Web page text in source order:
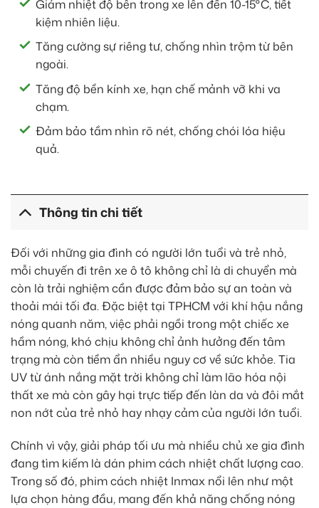
Giảm nhiệt độ bên trong xe lên đến 10-15°C, tiết
kiệm nhiên liệu.
Tăng cường sự riêng tư, chống nhìn trộm từ bên
ngoài.
Tăng độ bền kính xe, hạn chế mảnh vỡ khi va
chạm.
Đảm bảo tầm nhìn rõ nét, chống chói lóa hiệu
quả.
Thông tin chi tiết
Đối với những gia đình có người lớn tuổi và trẻ nhỏ,
mỗi chuyến đi trên xe ô tô không chỉ là di chuyển mà
còn là trải nghiệm cần được đảm bảo sự an toàn và
thoải mái tối đa. Đặc biệt tại TPHCM với khí hậu nắng
nóng quanh năm, việc phải ngồi trong một chiếc xe
hầm nóng, khó chịu không chỉ ảnh hưởng đến tâm
trạng mà còn tiềm ẩn nhiều nguy cơ về sức khỏe. Tia
UV từ ánh nắng mặt trời không chỉ làm lão hóa nội
thất xe mà còn gây hại trực tiếp đến làn da và đôi mắt
non nớt của trẻ nhỏ hay nhạy cảm của người lớn tuổi.
Chính vì vậy, giải pháp tối ưu mà nhiều chủ xe gia đình
đang tìm kiếm là dán phim cách nhiệt chất lượng cao.
Trong số đó, phim cách nhiệt Inmax nổi lên như một
lựa chọn hàng đầu, mang đến khả năng chống nóng